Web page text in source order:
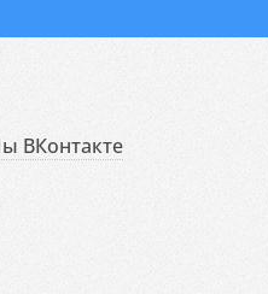
ВКонтакте